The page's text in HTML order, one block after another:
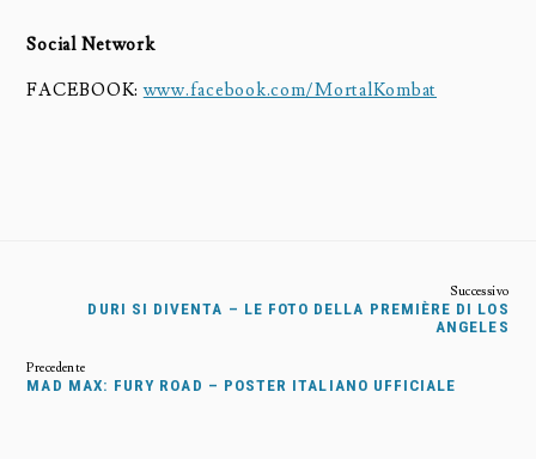
Social Network
FACEBOOK:www.facebook.com/MortalKombat
DURI SI DIVENTA – LE FOTO DELLA PREMIÈRE DI LOS
ANGELES
MAD MAX: FURY ROAD – POSTER ITALIANO UFFICIALE